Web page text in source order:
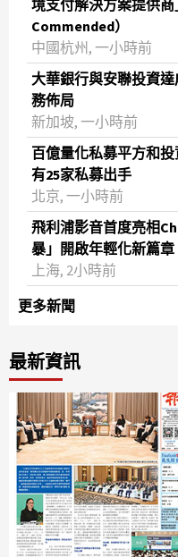
境支付解決方案提供
Commended）
中國杭州, 一小時前
大華銀行與安聯投資
務佈局
新加坡, 一小時前
百億量化私募平方和
有25家私募出手
北京, 一小時前
飛利浦影音首度亮相
暴」開啟年輕化新篇章
上海, 2小時前
更多新聞
最新資訊